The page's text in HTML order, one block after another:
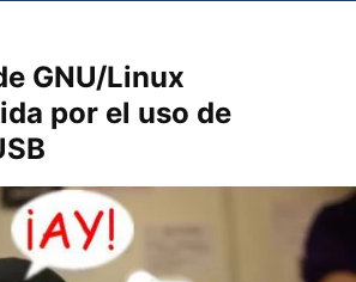
GNU/Linux
por el uso de